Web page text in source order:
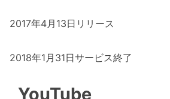
2017年4月13日リリース
2018年1月31日サービス終了
YouTube